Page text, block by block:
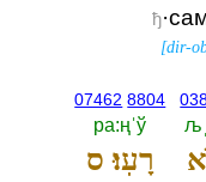
ђ
[dir-
07462 8804
ра:ңˈў
רָעֽוּ׃ ס